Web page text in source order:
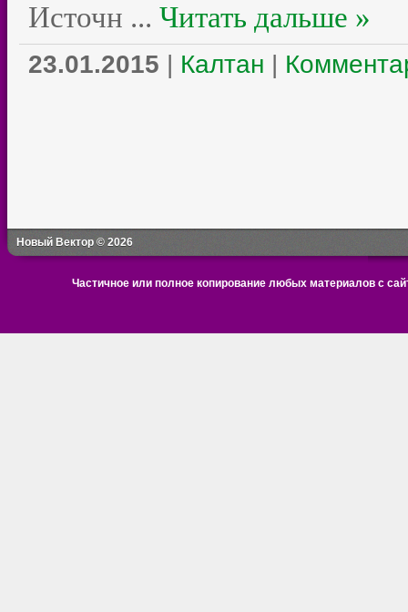
Источн ... Читать дальше »
23.01.2015 | Калтан |
Новый Вектор © 2026
Частичное или полное копирование любых материалов с